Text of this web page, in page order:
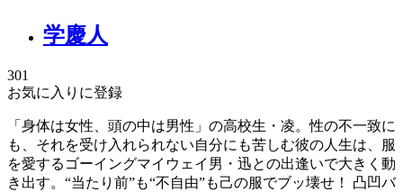
学慶人
301
お気に入りに登録
「身体は女性、頭の中は男性」の高校生・凌。性の不一致に
も、それを受け入れられない自分にも苦しむ彼の人生は、服
を愛するゴーイングマイウェイ男・迅との出逢いで大きく動
き出す。“当たり前”も“不自由”も己の服でブッ壊せ！ 凸凹バ